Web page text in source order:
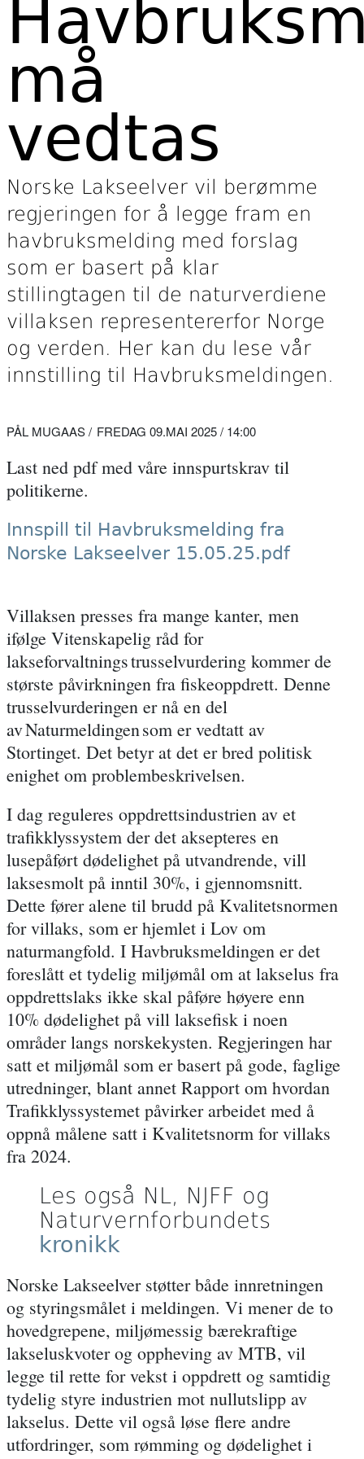
må
vedtas
Norske Lakseelver vil berømme
regjeringen for å legge fram en
havbruksmelding med forslag
som er basert på klar
stillingtagen til de naturverdiene
villaksen representererfor Norge
og verden. Her kan du lese vår
innstilling til Havbruksmeldingen.
PÅL MUGAAS FREDAG 09.MAI 2025 / 14:00
Last ned pdf med våre innspurtskrav til
politikerne.
Innspill til Havbruksmelding fra
Norske Lakseelver 15.05.25.pdf
Villaksen presses fra mange kanter, men
ifølge Vitenskapelig råd for
lakseforvaltnings trusselvurdering kommer de
største påvirkningen fra fiskeoppdrett. Denne
trusselvurderingen er nå en del
avNaturmeldingensom er vedtatt av
Stortinget. Det betyr at det er bred politisk
enighet om problembeskrivelsen.
I dag reguleres oppdrettsindustrien av et
trafikklyssystem der det aksepteres en
lusepåført dødelighet på utvandrende, vill
laksesmolt på inntil 30%, i gjennomsnitt.
Dette fører alene til brudd på Kvalitetsnormen
for villaks, som er hjemlet i Lov om
naturmangfold. I Havbruksmeldingen er det
foreslått et tydelig miljømål om at lakselus fra
oppdrettslaks ikke skal påføre høyere enn
10% dødelighet på vill laksefisk i noen
områder langs norskekysten. Regjeringen har
satt et miljømål som er basert på gode, faglige
utredninger, blant annet Rapport om hvordan
Trafikklyssystemet påvirker arbeidet med å
oppnå målene satt i Kvalitetsnorm for villaks
fra 2024.
Les også NL, NJFF og
Naturvernforbundets
kronikk
Norske Lakseelver støtter både innretningen
og styringsmålet i meldingen. Vi mener de to
hovedgrepene, miljømessig bærekraftige
lakseluskvoter og oppheving av MTB, vil
legge til rette for vekst i oppdrett og samtidig
tydelig styre industrien mot nullutslipp av
lakselus. Dette vil også løse flere andre
utfordringer, som rømming og dødelighet i